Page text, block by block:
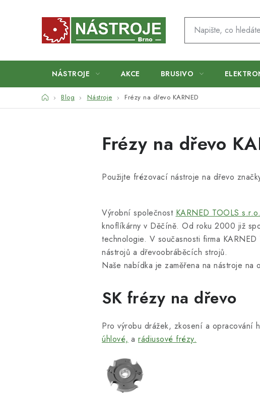
NÁSTROJE AKCE BRUSIVO
DomůBlog Nástroje Frézy na dřevo KARNED
Frézy na dřevo
Použijte frézovací nástroje na dřevo
Výrobní společnost KARNED TOOLS s.r.o.
knoflíkárny v Děčíně. Od roku 2000 již
technologie. V současnosti firma
nástrojů a dřevoobráběcích strojů.
Naše nabídka je zaměřena na nástroje
SK frézy na dřevo
Pro výrobu drážek, zkosení a opracování
úhlové, a rádiusové frézy.